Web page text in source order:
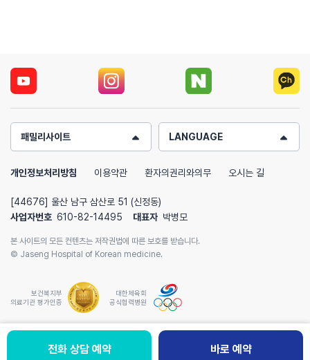
칭찬하기 바로 예약
패밀리사이트 LANGUAGE
개인정보처리방침 이용약관 환자의권리와의무 오시는 길
[44676] 울산 남구 삼산로 51 (신정동)
사업자번호 610-82-14495 대표자 박병모
본 사이트의 모든 컨텐츠는 저작권법에 따른 보호를 받습니다.
© Jaseng Hospital of Korean medicine.
보건복지부
의료기관 평가인증
대한체육회
공식협력병원
전화 상담 예약 바로 예약